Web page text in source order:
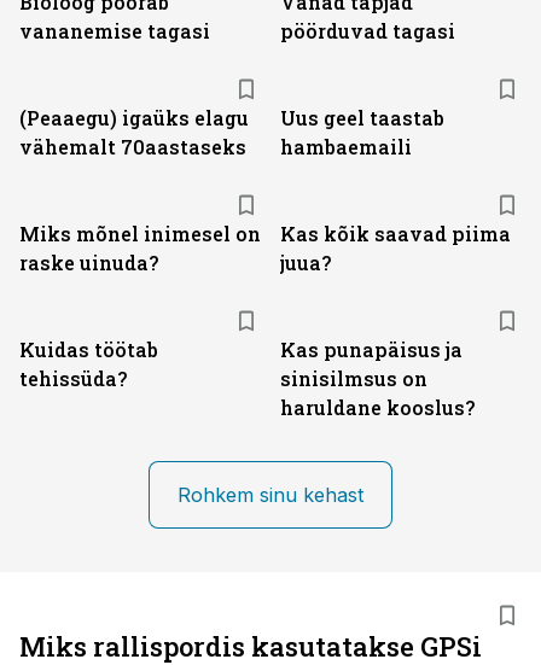
vananemise tagasi
pöörduvad tagasi
(Peaaegu) igaüks elagu
vähemalt 70aastaseks
Uus geel taastab
hambaemaili
Miks mõnel inimesel on
raske uinuda?
Kas kõik saavad piima
juua?
Kuidas töötab
tehissüda?
Kas punapäisus ja
sinisilmsus on
haruldane kooslus?
Rohkem sinu kehast
Miks rallispordis kasutatakse GPSi